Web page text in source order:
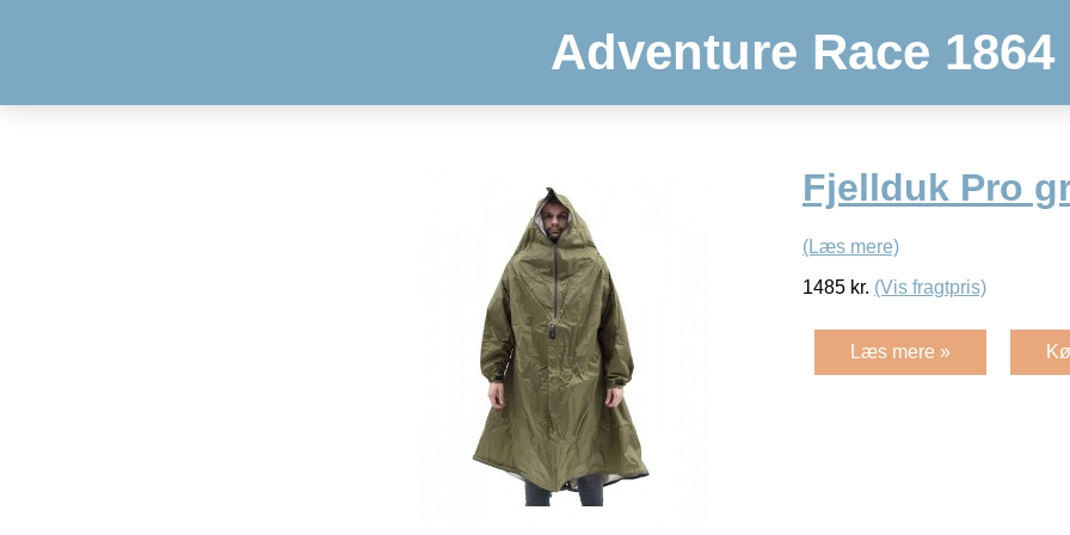
Adventure Race 1864
Fjellduk Pro
(Læs mere)
1485 kr. (Vis fragtpris)
Læs mere »